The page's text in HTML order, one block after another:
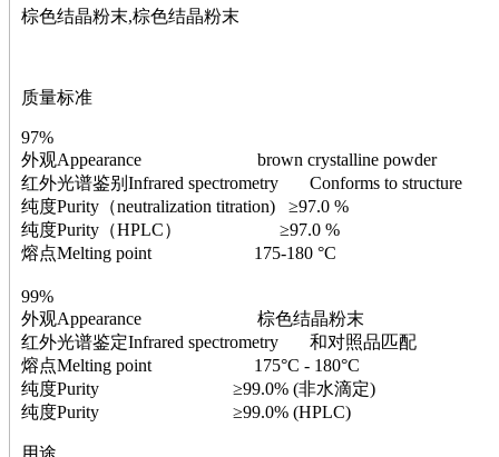
脲
嘌呤
其它
铅
嗪
醛
炔
噻吩
筛
砷
石
试纸
锶
松
素
棕色结晶粉末,棕色结晶粉末
质量标准
97%
外观Appearance brown crystalline powder
红外光谱鉴别Infrared spectrometry Conforms to structure
纯度Purity（neutralization titration) ≥97.0 %
纯度Purity（HPLC） ≥97.0 %
熔点Melting point 175-180 °C
99%
外观Appearance 棕色结晶粉末
红外光谱鉴定Infrared spectrometry 和对照品匹配
熔点Melting point 175°C - 180°C
纯度Purity ≥99.0% (非水滴定)
纯度Purity ≥99.0% (HPLC)
用途